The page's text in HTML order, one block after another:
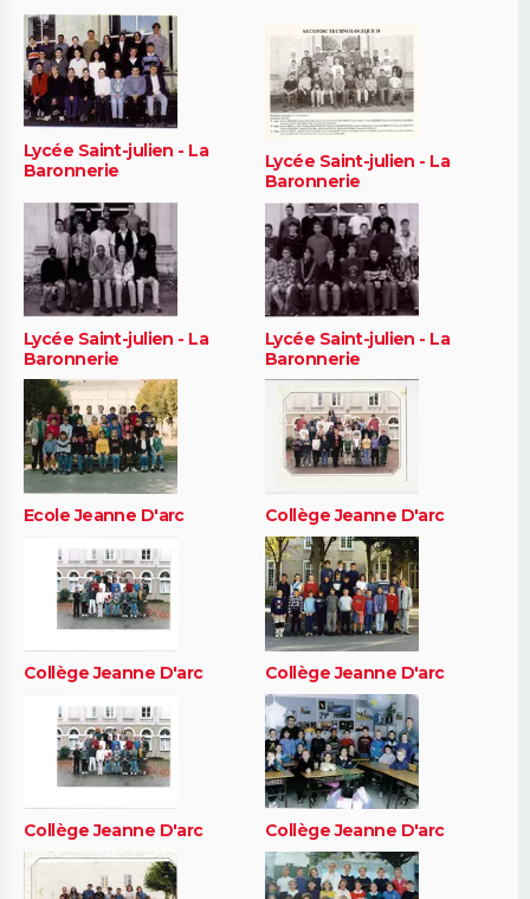
Lycée Saint-julien - La
Baronnerie
Lycée Saint-julien - La
Baronnerie
Lycée Saint-julien - La
Baronnerie
Lycée Saint-julien - La
Baronnerie
Ecole Jeanne D'arc Collège Jeanne D'arc
Collège Jeanne D'arc Collège Jeanne D'arc
Collège Jeanne D'arc Collège Jeanne D'arc